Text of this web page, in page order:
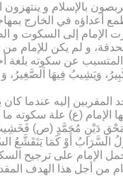
بالإسلام و
أعداؤه في الخارج
إلى السکوت و
و لم یکن
وَیَشِیبُ فِیهَا
إلیه عندما کان
الإمام (ع) علة سکوته
دَیْنِ مُحَمَّدٍ (ص) فَخَشِیتُ إِنْ
السَّرَابُ أَوْ کَمَا یَتَقَشَّعُ
الإمام على ترجیح
من أجل هذا الهدف